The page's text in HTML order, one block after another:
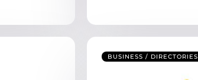
BUSINESS / DIRECTORIES